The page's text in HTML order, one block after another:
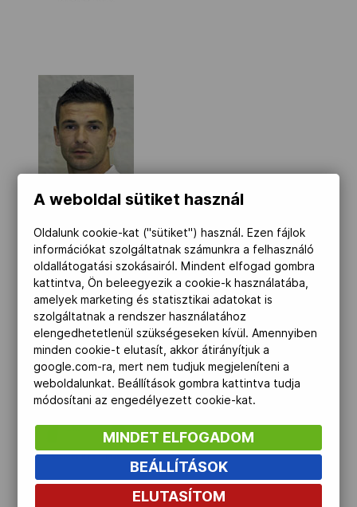
A weboldal sütiket használ
Oldalunk cookie-kat ("sütiket") használ. Ezen fájlok
információkat szolgáltatnak számunkra a felhasználó
oldallátogatási szokásairól. Mindent elfogad gombra
kattintva, Ön beleegyezik a cookie-k használatába,
amelyek marketing és statisztikai adatokat is
szolgáltatnak a rendszer használatához
elengedhetetlenül szükségeseken kívül. Amennyiben
minden cookie-t elutasít, akkor átirányítjuk a
google.com-ra, mert nem tudjuk megjeleníteni a
weboldalunkat. Beállítások gombra kattintva tudja
módosítani az engedélyezett cookie-kat.
MINDET ELFOGADOM
BEÁLLÍTÁSOK
ELUTASÍTOM